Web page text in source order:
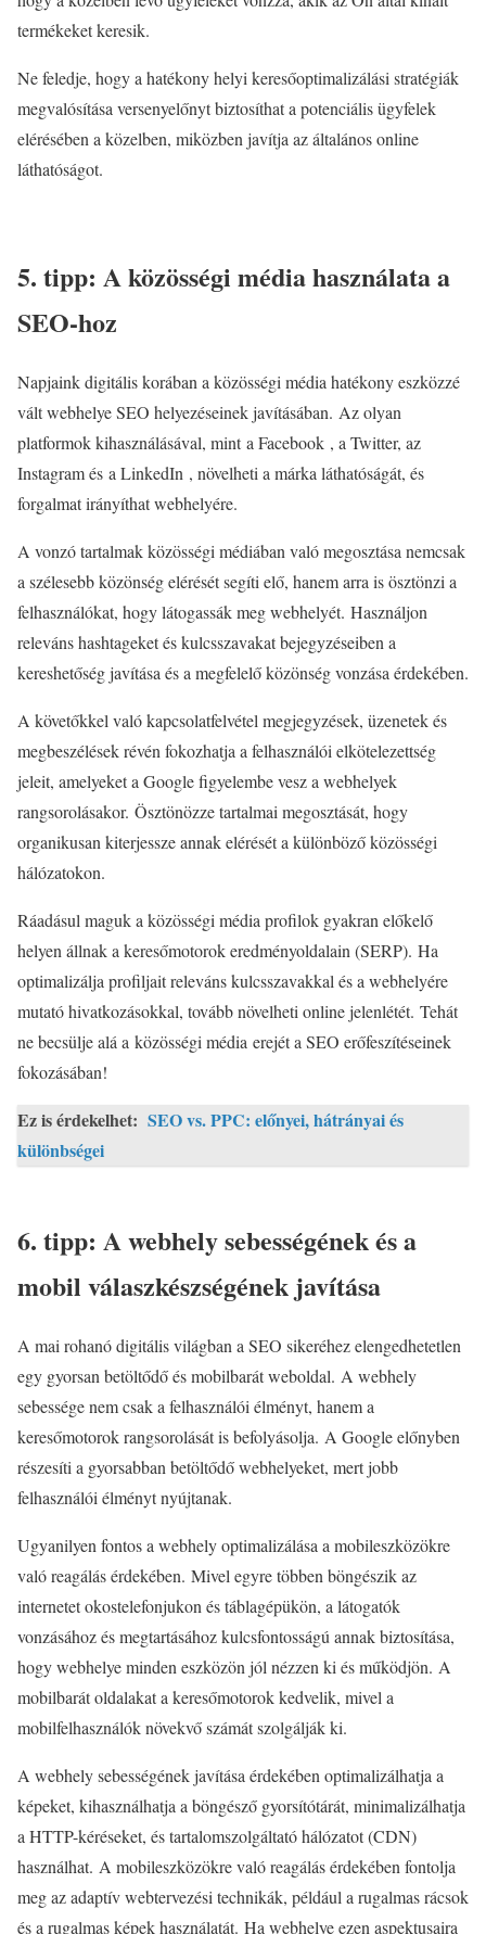
termékeket keresik.
Ne feledje, hogy a hatékony helyi keresőoptimalizálási stratégiák
megvalósítása versenyelőnyt biztosíthat a potenciális ügyfelek
elérésében a közelben, miközben javítja az általános online
láthatóságot.
5. tipp: A közösségi média használata a
SEO-hoz
Napjaink digitális korában a közösségi média hatékony eszközzé
vált webhelye SEO helyezéseinek javításában. Az olyan
platformok kihasználásával, minta Facebook , a Twitter, az
Instagram és a LinkedIn , növelheti a márka láthatóságát, és
forgalmat irányíthat webhelyére.
A vonzó tartalmak közösségi médiában való megosztása nemcsak
a szélesebb közönség elérését segíti elő, hanem arra is ösztönzi a
felhasználókat, hogy látogassák meg webhelyét. Használjon
releváns hashtageket és kulcsszavakat bejegyzéseiben a
kereshetőség javítása és a megfelelő közönség vonzása érdekében.
A követőkkel való kapcsolatfelvétel megjegyzések, üzenetek és
megbeszélések révén fokozhatja a felhasználói elkötelezettség
jeleit, amelyeket a Google figyelembe vesz a webhelyek
rangsorolásakor. Ösztönözze tartalmai megosztását, hogy
organikusan kiterjessze annak elérését a különböző közösségi
hálózatokon.
Ráadásul maguk a közösségi média profilok gyakran előkelő
helyen állnak a keresőmotorok eredményoldalain (SERP). Ha
optimalizálja profiljait releváns kulcsszavakkal és a webhelyére
mutató hivatkozásokkal, tovább növelheti online jelenlétét. Tehát
ne becsülje alá a közösségi média erejét a SEO erőfeszítéseinek
fokozásában!
Ez is érdekelhet: SEO vs. PPC: előnyei, hátrányai és
különbségei
6. tipp: A webhely sebességének és a
mobil válaszkészségének javítása
A mai rohanó digitális világban a SEO sikeréhez elengedhetetlen
egy gyorsan betöltődő és mobilbarát weboldal. A webhely
sebessége nem csak a felhasználói élményt, hanem a
keresőmotorok rangsorolását is befolyásolja. A Google előnyben
részesíti a gyorsabban betöltődő webhelyeket, mert jobb
felhasználói élményt nyújtanak.
Ugyanilyen fontos a webhely optimalizálása a mobileszközökre
való reagálás érdekében. Mivel egyre többen böngészik az
internetet okostelefonjukon és táblagépükön, a látogatók
vonzásához és megtartásához kulcsfontosságú annak biztosítása,
hogy webhelye minden eszközön jól nézzen ki és működjön. A
mobilbarát oldalakat a keresőmotorok kedvelik, mivel a
mobilfelhasználók növekvő számát szolgálják ki.
A webhely sebességének javítása érdekében optimalizálhatja a
képeket, kihasználhatja a böngésző gyorsítótárát, minimalizálhatja
a HTTP-kéréseket, és tartalomszolgáltató hálózatot (CDN)
használhat. A mobileszközökre való reagálás érdekében fontolja
meg az adaptív webtervezési technikák, például a rugalmas rácsok
és a rugalmas képek használatát. Ha webhelye ezen aspektusaira